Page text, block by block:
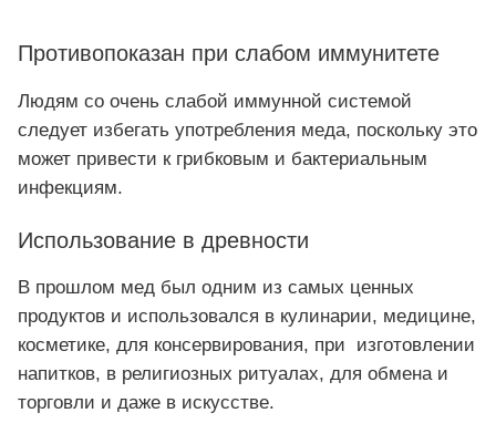
Противопоказан при слабом иммунитете
Людям со очень слабой иммунной системой
следует избегать употребления меда, поскольку это
может привести к грибковым и бактериальным
инфекциям.
Использование в древности
В прошлом мед был одним из самых ценных
продуктов и использовался в кулинарии, медицине,
косметике, для консервирования, при изготовлении
напитков, в религиозных ритуалах, для обмена и
торговли и даже в искусстве.